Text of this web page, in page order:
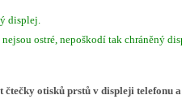
displej.
ostré, nepoškodí tak chráněný
otisků prstů v displeji